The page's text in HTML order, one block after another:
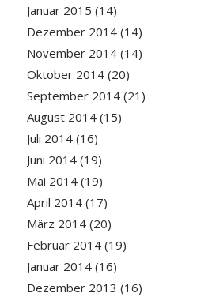
Januar 2015 (14)
Dezember 2014(14)
November 2014(14)
Oktober 2014(20)
September 2014(21)
August 2014(15)
Juli 2014(16)
Juni 2014(19)
Mai 2014(19)
April 2014(17)
März 2014(20)
Februar 2014(19)
Januar 2014(16)
Dezember 2013 (16)